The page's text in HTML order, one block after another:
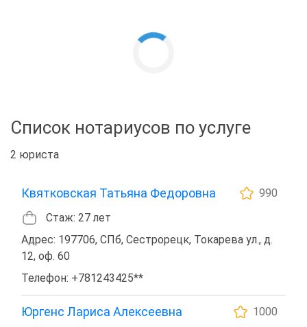
Список нотариусов по услуге
2 юриста
Квятковская Татьяна Федоровна
990
Стаж: 27 лет
Адрес: 197706, СПб, Сестрорецк, Токарева ул., д.
12, оф. 60
Телефон: +781243425**
Юргенс Лариса Алексеевна 1000